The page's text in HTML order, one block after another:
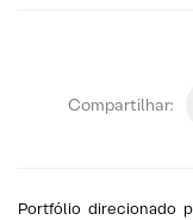
Compartilhar:
Portfólio direcionado